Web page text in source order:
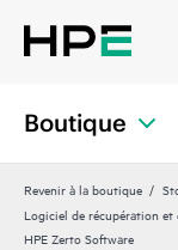
Boutique
Revenir à la boutique
Logiciel de récupération
HPE Zerto Software